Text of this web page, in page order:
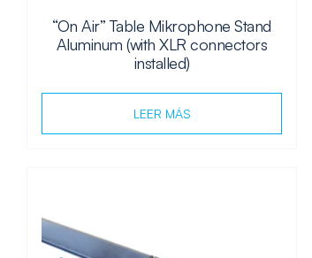
“On Air” Table Mikrophone Stand
Aluminum (with XLR connectors
installed)
LEER MÁS